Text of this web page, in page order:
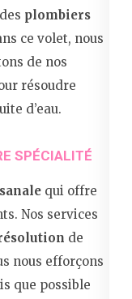
plombiers
ce volet, nous
de nos
résoudre
d’eau.
SPÉCIALITÉ
qui offre
Nos services
de
nous efforçons
que possible